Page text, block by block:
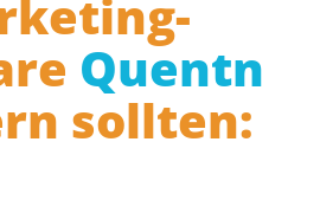
Quentn
sollten: